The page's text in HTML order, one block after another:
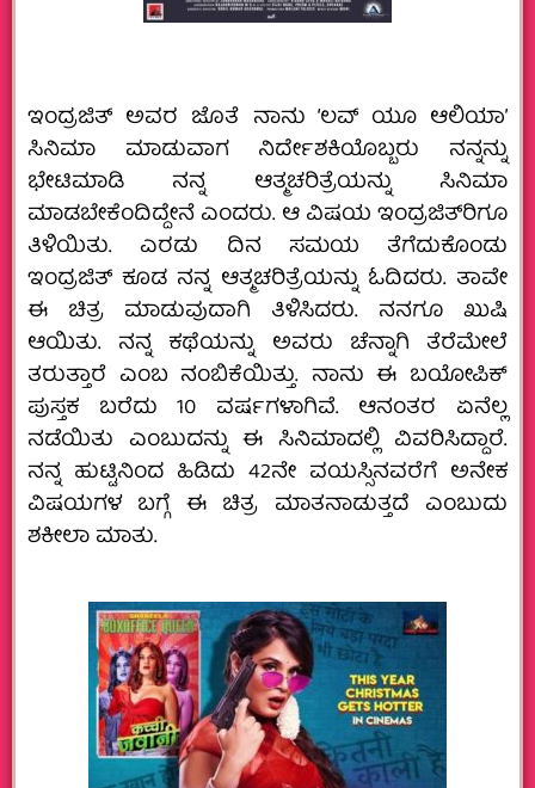
ಇಂದ್ರಜಿತ್ ಅವರ ಜೊತೆ ನಾನು ‘ಲವ್‍ ಯೂ ಆಲಿಯಾ’
ಸಿನಿಮಾ ಮಾಡುವಾಗ ನಿರ್ದೇಶಕಿಯೊಬ್ಬರು ನನ್ನನ್ನು
ಭೇಟಿಮಾಡಿ ನನ್ನ ಆತ್ಮಚರಿತ್ರೆಯನ್ನು ಸಿನಿಮಾ
ಮಾಡಬೇಕೆಂದಿದ್ದೇನೆ ಎಂದರು. ಆ ವಿಷಯ ಇಂದ್ರಜಿತ್‍ರಿಗೂ
ತಿಳಿಯಿತು. ಎರಡು ದಿನ ಸಮಯ ತೆಗೆದುಕೊಂಡು
ಇಂದ್ರಜಿತ್ ಕೂಡ ನನ್ನ ಆತ್ಮಚರಿತ್ರೆಯನ್ನು ಓದಿದರು. ತಾವೇ
ಈ ಚಿತ್ರ ಮಾಡುವುದಾಗಿ ತಿಳಿಸಿದರು. ನನಗೂ ಖುಷಿ
ಆಯಿತು. ನನ್ನ ಕಥೆಯನ್ನು ಅವರು ಚೆನ್ನಾಗಿ ತೆರೆಮೇಲೆ
ತರುತ್ತಾರೆ ಎಂಬ ನಂಬಿಕೆಯಿತ್ತು. ನಾನು ಈ ಬಯೋಪಿಕ್
ಪುಸ್ತಕ ಬರೆದು 10 ವರ್ಷಗಳಾಗಿವೆ. ಆನಂತರ ಏನೆಲ್ಲ
ನಡೆಯಿತು ಎಂಬುದನ್ನು ಈ ಸಿನಿಮಾದಲ್ಲಿ ವಿವರಿಸಿದ್ದಾರೆ.
ನನ್ನ ಹುಟ್ಟಿನಿಂದ ಹಿಡಿದು 42ನೇ ವಯಸ್ಸಿನವರೆಗೆ ಅನೇಕ
ವಿಷಯಗಳ ಬಗ್ಗೆ ಈ ಚಿತ್ರ ಮಾತನಾಡುತ್ತದೆ ಎಂಬುದು
ಶಕೀಲಾ ಮಾತು.